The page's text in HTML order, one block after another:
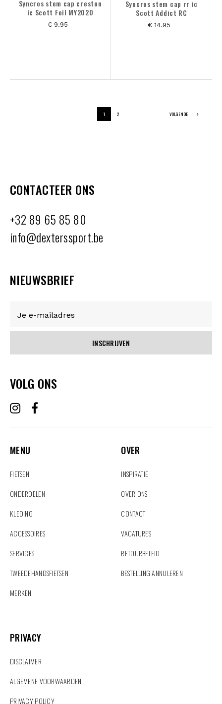
Syncros stem cap creston
ic Scott Foil MY2020
€ 9.95
Syncros stem cap rr ic
Scott Addict RC
€ 14.95
1 2 VOLGENDE
CONTACTEER ONS
+32 89 65 85 80
info@dexterssport.be
NIEUWSBRIEF
INSCHRIJVEN
VOLG ONS
MENU
FIETSEN
ONDERDELEN
KLEDING
ACCESSOIRES
SERVICES
TWEEDEHANDSFIETSEN
MERKEN
OVER
INSPIRATIE
OVER ONS
CONTACT
VACATURES
RETOURBELEID
BESTELLING ANNULEREN
PRIVACY
DISCLAIMER
ALGEMENE VOORWAARDEN
PRIVACY POLICY